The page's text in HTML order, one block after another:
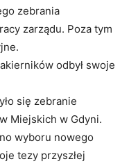
zebrania
zarządu. Poza tym
odbył swoje
się zebranie
Miejskich w Gdyni.
wyboru nowego
tezy przyszłej